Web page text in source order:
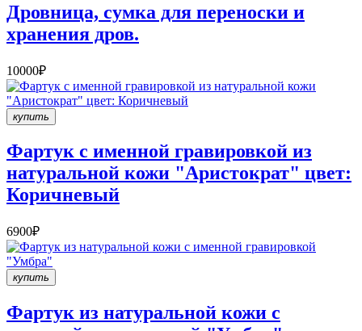
Дровница, сумка для переноски и
хранения дров.
10000₽
купить
Фартук с именной гравировкой из
натуральной кожи "Аристократ" цвет:
Коричневый
6900₽
купить
Фартук из натуральной кожи с